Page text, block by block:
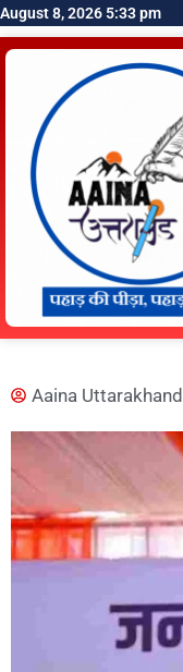
August 8, 2026 5:33 pm
Aaina Uttarakhand